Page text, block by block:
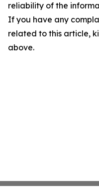
reliability of the
If you have any
related to this article,
above.